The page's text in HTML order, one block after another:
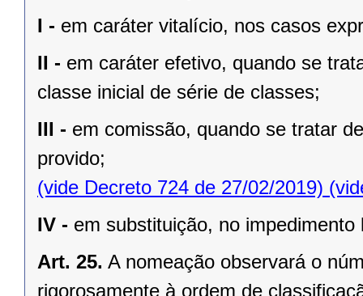
I - em caráter vitalício, nos casos
II - em caráter efetivo, quando se
classe inicial de série de classes;
III - em comissão, quando se tratar
provido;
(vide Decreto 724 de 27/02/2019)
IV - em substituição, no
Art. 25. A nomeação observará o
rigorosamente à ordem de